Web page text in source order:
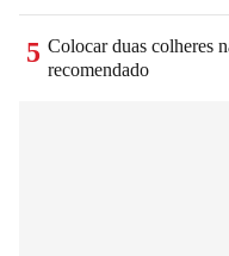
5 Colocar duas colheres
recomendado